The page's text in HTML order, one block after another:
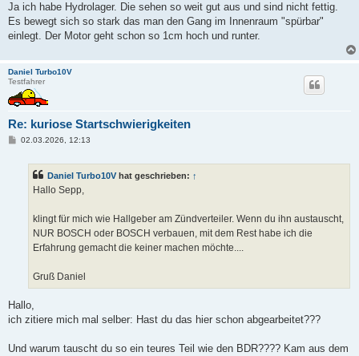
Ja ich habe Hydrolager. Die sehen so weit gut aus und sind nicht fettig.
Es bewegt sich so stark das man den Gang im Innenraum "spürbar"
einlegt. Der Motor geht schon so 1cm hoch und runter.
Daniel Turbo10V
Testfahrer
Re: kuriose Startschwierigkeiten
B02.03.2026, 12:13
Daniel Turbo10V hat geschrieben: ↑
Hallo Sepp,
klingt für mich wie Hallgeber am Zündverteiler. Wenn du ihn austauscht,
NUR BOSCH oder BOSCH verbauen, mit dem Rest habe ich die
Erfahrung gemacht die keiner machen möchte....
Gruß Daniel
Hallo,
ich zitiere mich mal selber: Hast du das hier schon abgearbeitet???
Und warum tauscht du so ein teures Teil wie den BDR???? Kam aus dem